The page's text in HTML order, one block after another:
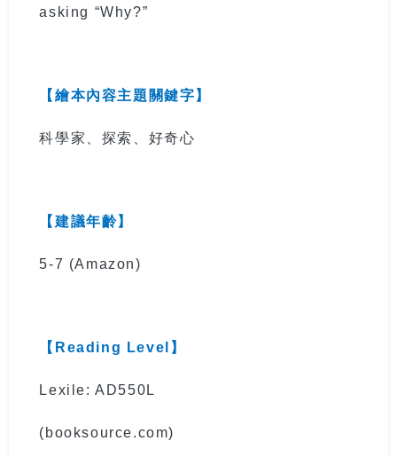
asking “Why?”
【繪本內容主題關鍵字】
科學家、探索、好奇心
【建議年齡】
5-7 (Amazon)
【 Reading Level 】
Lexile: AD550L
(booksource.com)